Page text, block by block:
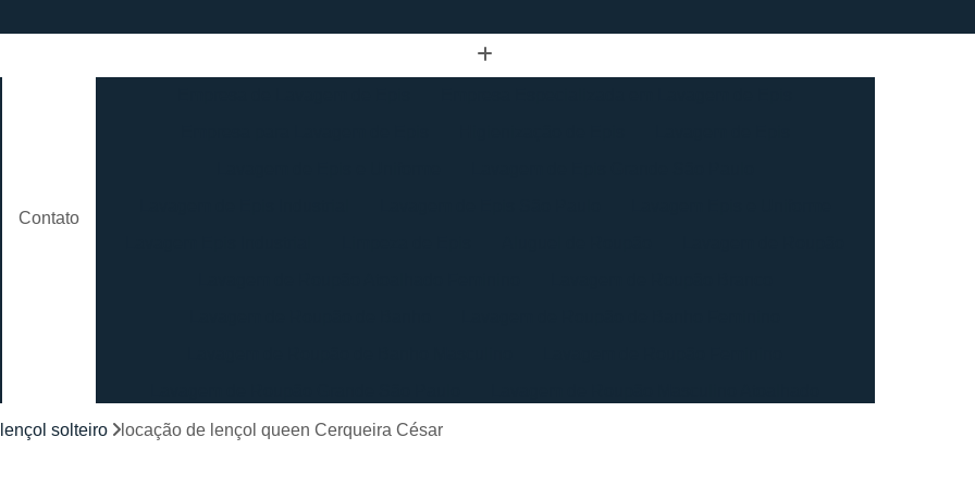
Contato
Lavagem de Roupão São Paulo
solteiro locação de lençol queen Cerqueira César